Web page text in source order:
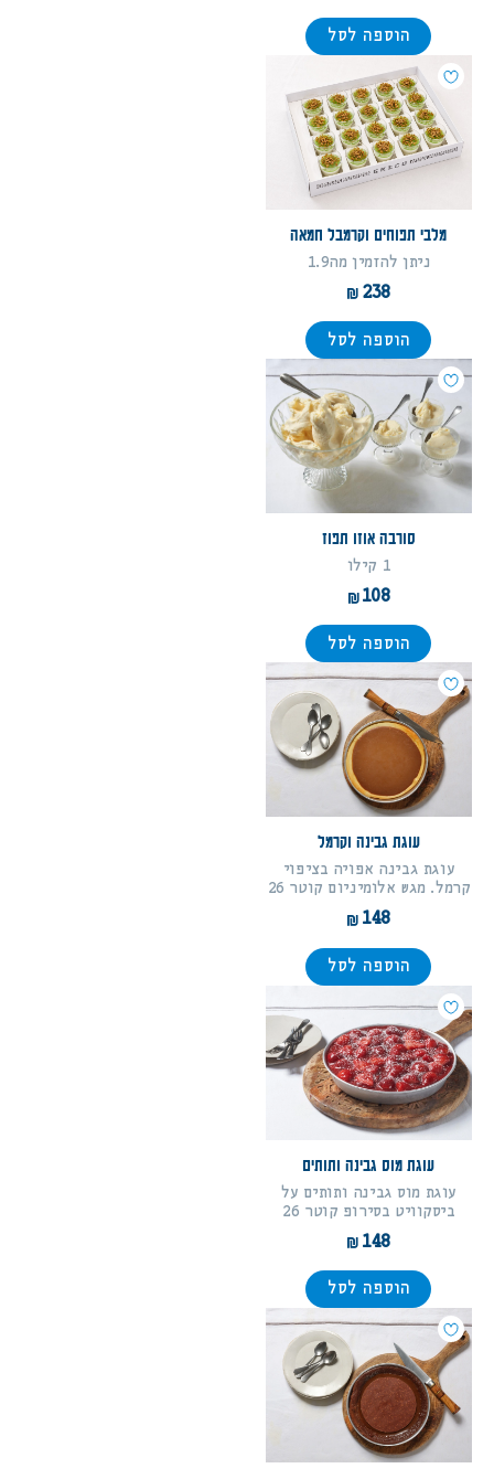
הוספה לסל
מלבי תפוחים וקרמבל חמאה
ניתן להזמין מה1.9
238
הוספה לסל
סורבה אוזו תפוז
1 קילו
108
הוספה לסל
עוגת גבינה וקרמל
עוגת גבינה אפויה בציפוי
קרמל. מגש אלומיניום קוטר 26
148
הוספה לסל
עוגת מוס גבינה ותותים
עוגת מוס גבינה ותותים על
ביסקוויט בסירופ קוטר 26
148
הוספה לסל